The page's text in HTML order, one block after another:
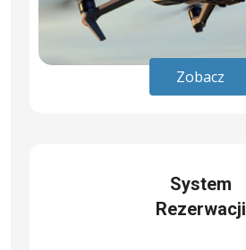
Zobacz
System
Rezerwacji